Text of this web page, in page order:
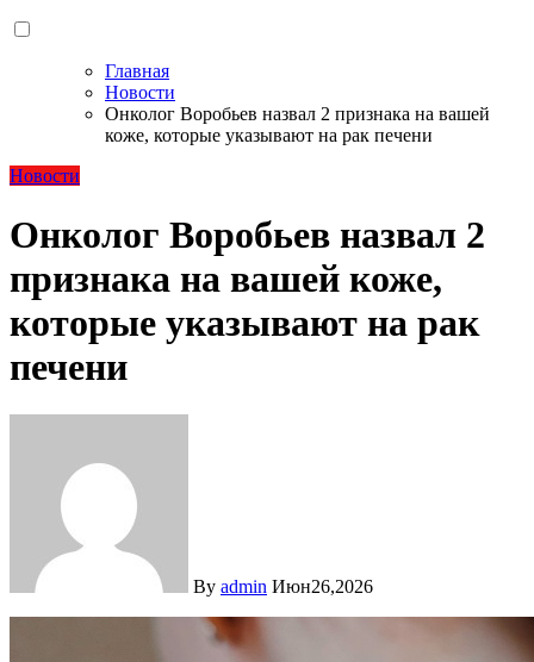
Главная
Новости
Онколог Воробьев назвал 2 признака на вашей
коже, которые указывают на рак печени
Новости
Онколог Воробьев назвал 2
признака на вашей коже,
которые указывают на рак
печени
By admin Июн26,2026